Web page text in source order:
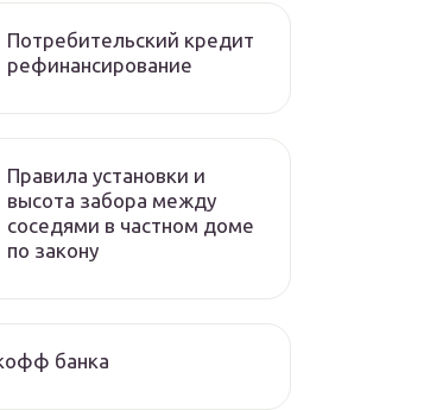
Потребительский кредит
рефинансирование
Правила установки и
высота забора между
соседями в частном доме
по закону
банка